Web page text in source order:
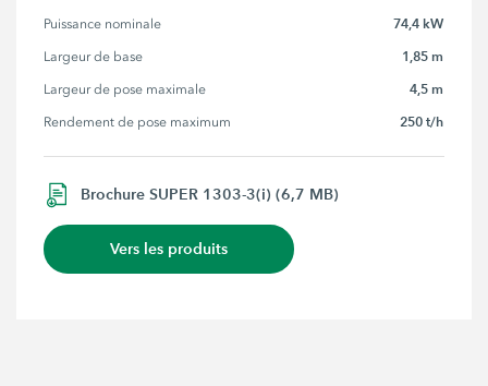
Puissance nominale 74,4 kW
Largeur de base 1,85 m
Largeur de pose maximale 4,5 m
Rendement de pose maximum 250 t/h
Brochure SUPER 1303-3(i) (6,7 MB)
Vers les produits